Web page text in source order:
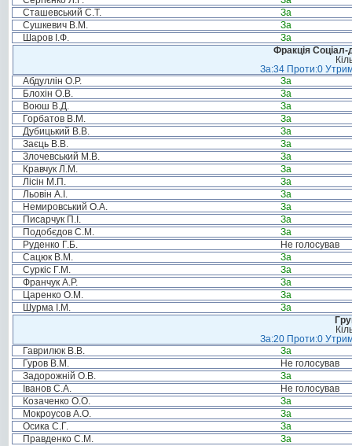
Сташевський С.Т.
За
Сушкевич В.М.
За
Шаров І.Ф.
За
Фракція Соціал-
За:34 Проти:0
Абдуллін О.Р.
За
Блохін О.В.
За
Воюш В.Д.
За
Горбатов В.М.
За
Дубицький В.В.
За
Заєць В.В.
За
Злочевський М.В.
За
Кравчук Л.М.
За
Лісін М.П.
За
Льовін А.І.
За
Немировський О.А.
За
Писарчук П.І.
За
Подобєдов С.М.
За
Руденко Г.Б.
Не голосував
Сацюк В.М.
За
Суркіс Г.М.
За
Франчук А.Р.
За
Царенко О.М.
За
Шурма І.М.
За
За:20 Проти:0
Гаврилюк В.В.
За
Гуров В.М.
Не голосував
Задорожній О.В.
За
Іванов С.А.
Не голосував
Козаченко О.О.
За
Мокроусов А.О.
За
Осика С.Г.
За
Правденко С.М.
За